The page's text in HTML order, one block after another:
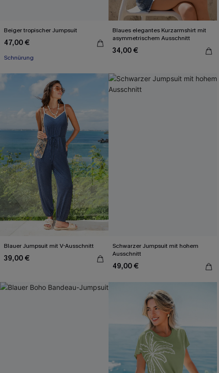
Beiger tropischer Jumpsuit
47,00 €
Schnürung
Blaues elegantes Kurzarmshirt mit
asymmetrischem Ausschnitt
34,00 €
Blauer Jumpsuit mit V-Ausschnitt
39,00 €
Schwarzer Jumpsuit mit hohem
Ausschnitt
49,00 €